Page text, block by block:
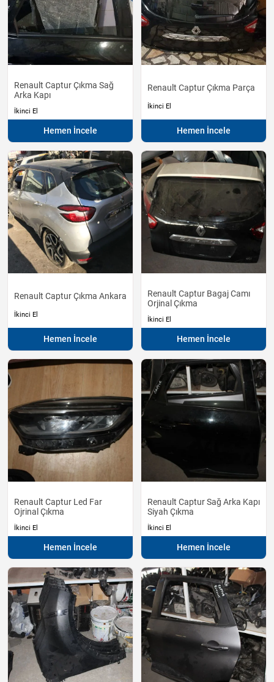
Renault Captur Çıkma Sağ
Arka Kapı
İkinci El
Hemen İncele
Renault Captur Çıkma Parça
İkinci El
Hemen İncele
Renault Captur Çıkma Ankara
İkinci El
Hemen İncele
Renault Captur Bagaj Camı
Orjinal Çıkma
İkinci El
Hemen İncele
Renault Captur Led Far
Ojrinal Çıkma
İkinci El
Hemen İncele
Renault Captur Sağ Arka Kapı
Siyah Çıkma
İkinci El
Hemen İncele